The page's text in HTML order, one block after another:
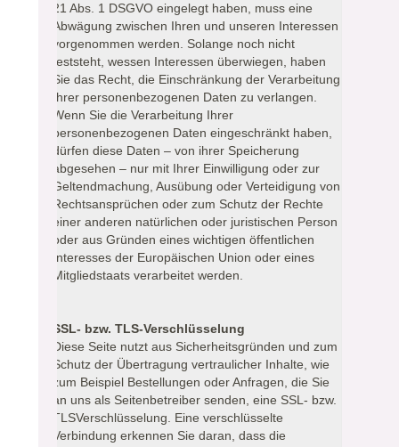
21 Abs. 1 DSGVO eingelegt haben, muss eine
Abwägung zwischen Ihren und unseren Interessen
vorgenommen werden. Solange noch nicht
feststeht, wessen Interessen überwiegen, haben
Sie das Recht, die Einschränkung der Verarbeitung
Ihrer personenbezogenen Daten zu verlangen.
Wenn Sie die Verarbeitung Ihrer
personenbezogenen Daten eingeschränkt haben,
dürfen diese Daten – von ihrer Speicherung
abgesehen – nur mit Ihrer Einwilligung oder zur
Geltendmachung, Ausübung oder Verteidigung von
Rechtsansprüchen oder zum Schutz der Rechte
einer anderen natürlichen oder juristischen Person
oder aus Gründen eines wichtigen öffentlichen
Interesses der Europäischen Union oder eines
Mitgliedstaats verarbeitet werden.
SSL- bzw. TLS-Verschlüsselung
Diese Seite nutzt aus Sicherheitsgründen und zum
Schutz der Übertragung vertraulicher Inhalte, wie
zum Beispiel Bestellungen oder Anfragen, die Sie
an uns als Seitenbetreiber senden, eine SSL- bzw.
TLSVerschlüsselung. Eine verschlüsselte
Verbindung erkennen Sie daran, dass die